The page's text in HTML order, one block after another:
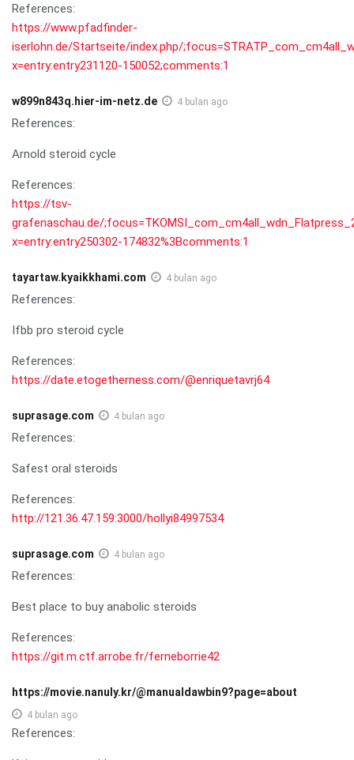
References:
https://www.pfadfinder-
iserlohn.de/Startseite/index.php/
x=entry:entry231120-150052;comments:1
w899n843q.hier-im-netz.de 4 bulan ago
References:
Arnold steroid cycle
References:
https://tsv-
grafenaschau.de/
x=entry:entry250302-174832%3Bcomments:1
tayartaw.kyaikkhami.com 4 bulan ago
References:
Ifbb pro steroid cycle
References:
https://date.etogetherness.com/@enriquetavrj64
suprasage.com 4 bulan ago
References:
Safest oral steroids
References:
http://121.36.47.159:3000/hollyi84997534
suprasage.com 4 bulan ago
References:
Best place to buy anabolic steroids
References:
https://git.m.ctf.arrobe.fr/ferneborrie42
https://movie.nanuly.kr/@manualdawbin9?page=about
4 bulan ago
References: